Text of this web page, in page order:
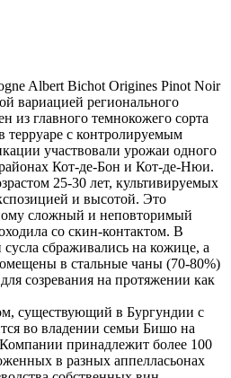
Albert Bichot Origines Pinot Noir
вариацией регионального
из главного темнокожего сорта
с контролируемым
участвовали урожаи одного
районах Кот-де-Бон и Кот-де-Нюи.
25-30 лет, культивируемых
и высотой. Это
сложный и неповторимый
со скин-контактом. В
сбраживались на кожице, а
в стальные чаны (70-80%)
созревания на протяжении как
существующий в Бургундии с
во владении семьи Бишо на
принадлежит более 100
в разных аппелласьонах